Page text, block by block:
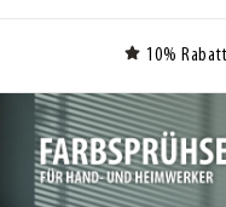
10%
Clicken, um das Karussell zu